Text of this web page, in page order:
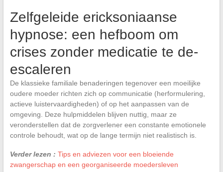
Zelfgeleide ericksoniaanse
hypnose: een hefboom om
crises zonder medicatie te de-
escaleren
De klassieke familiale benaderingen tegenover een moeilijke
oudere moeder richten zich op communicatie (herformulering,
actieve luistervaardigheden) of op het aanpassen van de
omgeving. Deze hulpmiddelen blijven nuttig, maar ze
veronderstellen dat de zorgverlener een constante emotionele
controle behoudt, wat op de lange termijn niet realistisch is.
Verder lezen : Tips en adviezen voor een bloeiende
zwangerschap en een georganiseerde moedersleven